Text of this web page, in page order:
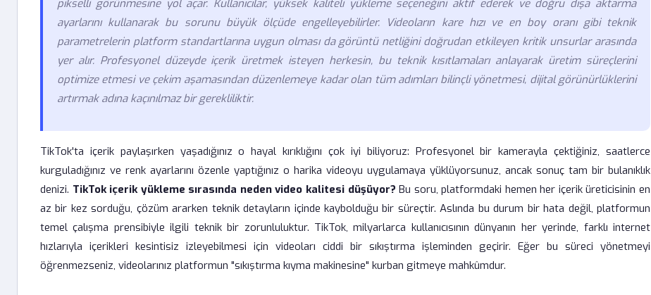
pikselli görünmesine yol açar. Kullanıcılar, yüksek kaliteli yükleme seçeneğini aktif ederek ve doğru dışa aktarma
ayarlarını kullanarak bu sorunu büyük ölçüde engelleyebilirler. Videoların kare hızı ve en boy oranı gibi teknik
parametrelerin platform standartlarına uygun olması da görüntü netliğini doğrudan etkileyen kritik unsurlar arasında
yer alır. Profesyonel düzeyde içerik üretmek isteyen herkesin, bu teknik kısıtlamaları anlayarak üretim süreçlerini
optimize etmesi ve çekim aşamasından düzenlemeye kadar olan tüm adımları bilinçli yönetmesi, dijital görünürlüklerini
artırmak adına kaçınılmaz bir gerekliliktir.
TikTok'ta içerik paylaşırken yaşadığınız o hayal kırıklığını çok iyi biliyoruz: Profesyonel bir kamerayla çektiğiniz, saatlerce
kurguladığınız ve renk ayarlarını özenle yaptığınız o harika videoyu uygulamaya yüklüyorsunuz, ancak sonuç tam bir bulanıklık
denizi. TikTok içerik yükleme sırasında neden video kalitesi düşüyor? Bu soru, platformdaki hemen her içerik üreticisinin en
az bir kez sorduğu, çözüm ararken teknik detayların içinde kaybolduğu bir süreçtir. Aslında bu durum bir hata değil, platformun
temel çalışma prensibiyle ilgili teknik bir zorunluluktur. TikTok, milyarlarca kullanıcısının dünyanın her yerinde, farklı internet
hızlarıyla içerikleri kesintisiz izleyebilmesi için videoları ciddi bir sıkıştırma işleminden geçirir. Eğer bu süreci yönetmeyi
öğrenmezseniz, videolarınız platformun "sıkıştırma kıyma makinesine" kurban gitmeye mahkûmdur.